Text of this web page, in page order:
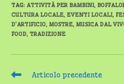
TAG: ATTIVITÀ PER BAMBINI,
CULTURA LOCALE, EVENTI LOCALI,
D’ARTIFICIO, MOSTRE, MUSICA DAL
FOOD, TRADIZIONE
Leggi
Articolo precedente